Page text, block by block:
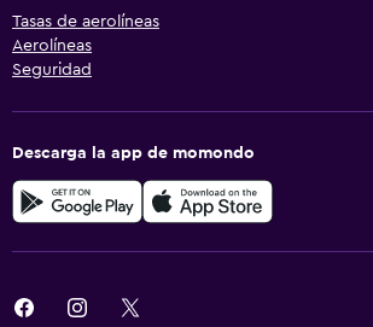
Tasas de aerolíneas
Aerolíneas
Seguridad
Descarga la app de momondo